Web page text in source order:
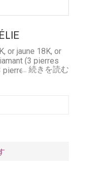
or jaune 18K, or
(3 pierres
pierres de 0.23
0.23 carat
... 続きを読む